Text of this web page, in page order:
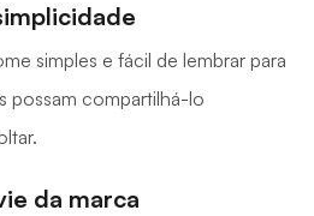
simples e fácil de lembrar para
possam compartilhá-lo
da marca